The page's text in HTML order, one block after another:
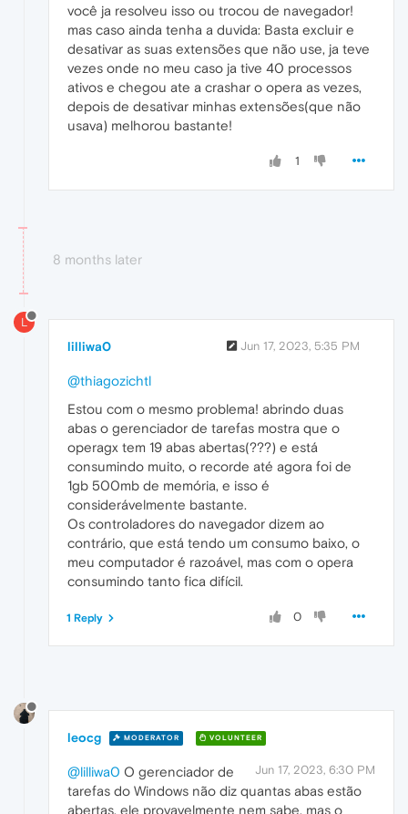
você ja resolveu isso ou trocou de navegador!
mas caso ainda tenha a duvida: Basta excluir e
desativar as suas extensões que não use, ja teve
vezes onde no meu caso ja tive 40 processos
ativos e chegou ate a crashar o opera as vezes,
depois de desativar minhas extensões(que não
usava) melhorou bastante!
1
8 months later
L
lilliwa0 Jun 17, 2023, 5:35 PM
@thiagozichtl
Estou com o mesmo problema! abrindo duas
abas o gerenciador de tarefas mostra que o
operagx tem 19 abas abertas(???) e está
consumindo muito, o recorde até agora foi de
1gb 500mb de memória, e isso é
considerávelmente bastante.
Os controladores do navegador dizem ao
contrário, que está tendo um consumo baixo, o
meu computador é razoável, mas com o opera
consumindo tanto fica difícil.
0
1 Reply
leocg MODERATOR VOLUNTEER
Jun 17, 2023, 6:30 PM
@lilliwa0 O gerenciador de
tarefas do Windows não diz quantas abas estão
abertas, ele provavelmente nem sabe, mas o